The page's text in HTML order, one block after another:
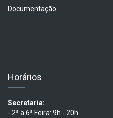
Documentação
Horários
Secretaria:
- 2ª a 6ª Feira: 9h - 20h